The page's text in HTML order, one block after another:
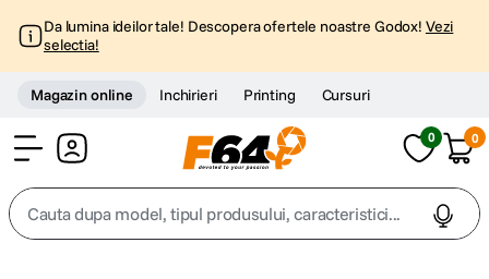
Da lumina ideilor tale! Descopera ofertele noastre Godox! Vezi
selectia!
Magazin online Inchirieri Printing Cursuri
0 0
Cauta dupa model, tipul produsului, caracteristici...